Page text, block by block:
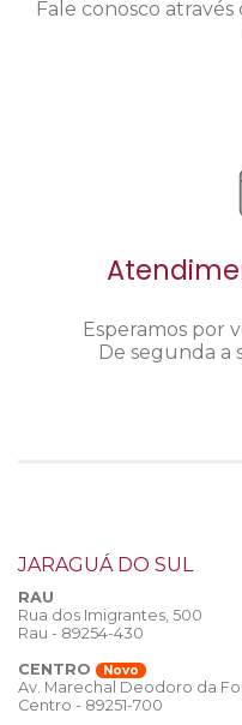
Fale conosco
Esperamos por
De segunda a
JARAGUÁ DO SUL
RAU
Rua dos Imigrantes, 500
Rau - 89254-430
CENTRO
Novo
Av. Marechal Deodoro da
Centro - 89251-700